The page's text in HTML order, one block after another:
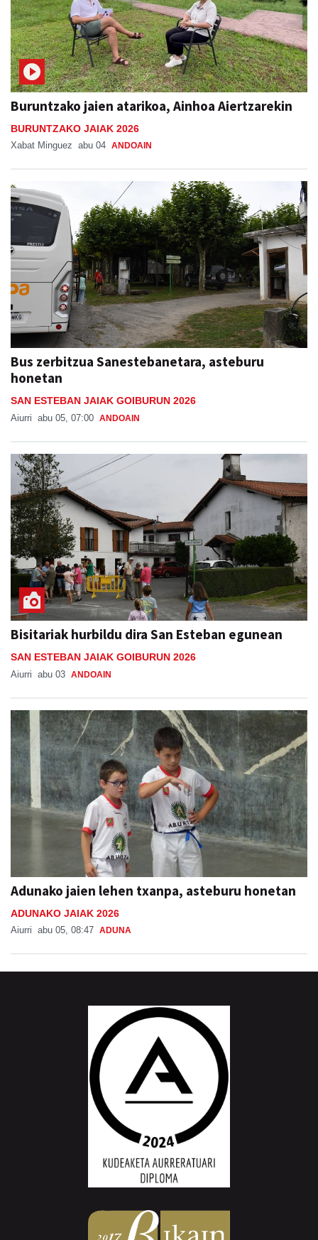
Buruntzako jaien atarikoa, Ainhoa Aiertzarekin
BURUNTZAKO JAIAK 2026
Xabat Minguez abu 04 ANDOAIN
Bus zerbitzua Sanestebanetara, asteburu
honetan
SAN ESTEBAN JAIAK GOIBURUN 2026
Aiurri abu 05, 07:00 ANDOAIN
Bisitariak hurbildu dira San Esteban egunean
SAN ESTEBAN JAIAK GOIBURUN 2026
Aiurri abu 03 ANDOAIN
Adunako jaien lehen txanpa, asteburu honetan
ADUNAKO JAIAK 2026
Aiurri abu 05, 08:47 ADUNA